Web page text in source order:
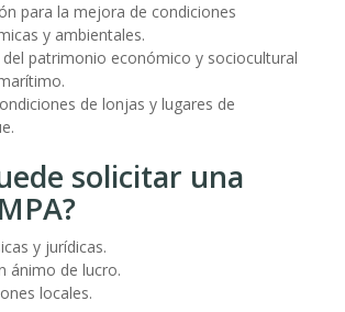
para la mejora de condiciones
y ambientales.
del patrimonio económico y sociocultural
de lonjas y lugares de
solicitar una
y jurídicas.
ánimo de lucro.
locales.